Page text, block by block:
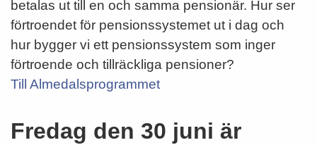
betalas ut till en och samma pensionär. Hur ser
förtroendet för pensionssystemet ut i dag och
hur bygger vi ett pensionssystem som inger
förtroende och tillräckliga pensioner?
Till Almedalsprogrammet
Fredag den 30 juni är